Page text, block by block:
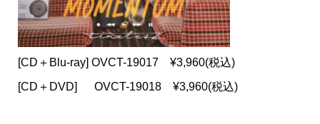
[CD＋Blu-ray] OVCT-19017 ¥3,960(税込)
[CD＋DVD] OVCT-19018 ¥3,960(税込)